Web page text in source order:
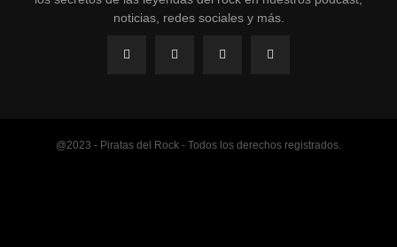
noticias, redes sociales y más.
@2023 - Piratas del Rock - Todos los derechos registrados.